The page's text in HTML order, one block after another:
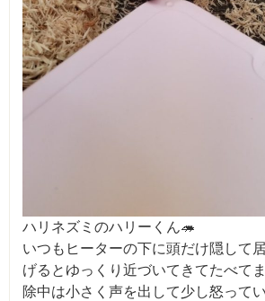
ハリネズミのハリーくん🦔
いつもヒーターの下に頭だけ隠して
げるとゆっくり近づいてきてたべて
除中は小さく声を出して少し怒って